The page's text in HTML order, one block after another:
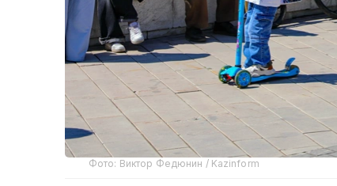
Фото: Виктор Федюнин / Kazinform